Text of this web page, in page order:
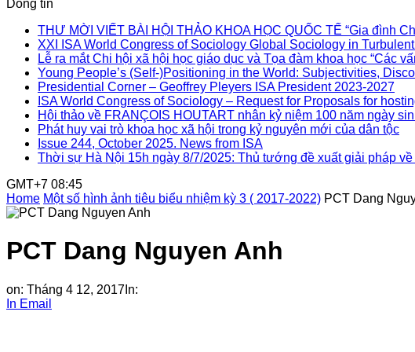
Dòng tin
THƯ MỜI VIẾT BÀI HỘI THẢO KHOA HỌC QUỐC TẾ “Gia đình
XXI ISA World Congress of Sociology Global Sociology in
Lễ ra mắt Chi hội xã hội học giáo dục và Tọa đàm khoa học “Các
Young People’s (Self-)Positioning in the World: Subjectivities,
Presidential Corner – Geoffrey Pleyers ISA President 2023-2027
ISA World Congress of Sociology – Request for Proposals for
Hội thảo về FRANÇOIS HOUTART nhân kỷ niệm 100 năm ngày
Phát huy vai trò khoa học xã hội trong kỷ nguyên mới của dân tộc
Issue 244, October 2025. News from ISA
Thời sự Hà Nội 15h ngày 8/7/2025: Thủ tướng đề xuất giải pháp
GMT+7 08:45
Home Một số hình ảnh tiêu biểu nhiệm kỳ 3 ( 2017-2022) PCT Dang
PCT Dang Nguyen Anh
on: Tháng 4 12, 2017 In:
In Email